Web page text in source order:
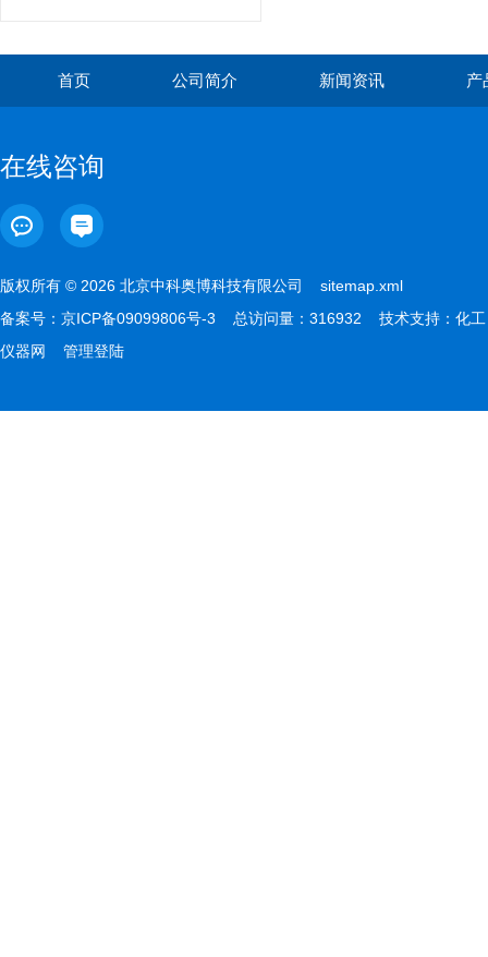
首页 公司简介 新闻资讯 产
在线咨询
版权所有 © 2026 北京中科奥博科技有限公司 sitemap.xml
备案号： 京ICP备09099806号-3 总访问量：316932 技术支持： 化工
仪器网
管理登陆